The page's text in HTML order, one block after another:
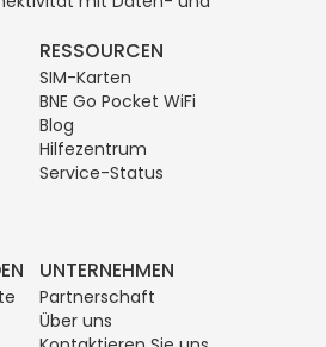
RESSOURCEN
SIM-Karten
BNE Go Pocket WiFi
Blog
Hilfezentrum
Service-Status
UNTERNEHMEN
Partnerschaft
Über uns